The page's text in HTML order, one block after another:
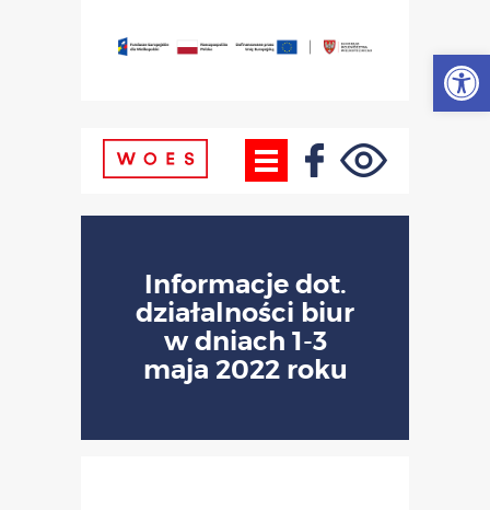
Informacje dot.
działalności biur
w dniach 1-3
maja 2022 roku